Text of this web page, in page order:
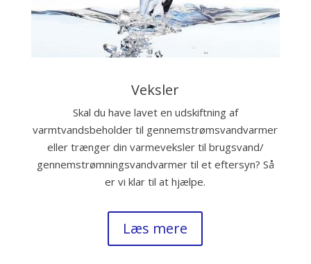
Veksler
Skal du have lavet en udskiftning af
varmtvandsbeholder til gennemstrømsvandvarmer
eller trænger din varmeveksler til brugsvand/
gennemstrømningsvandvarmer til et eftersyn? Så
er vi klar til at hjælpe.
Læs mere